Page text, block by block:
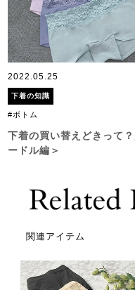
2022.05.25
下着の知識
#ボトム
下着の買い替えどきって
ードル編＞
関連アイテム